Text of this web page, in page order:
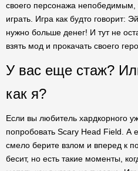
своего персонажа
играть. Игра как будто говорит:
нужно больше денег! И тут не
взять мод и прокачать своего
У вас еще стаж?
как я?
Если вы любитель хардкорного
попробовать Scary Head Field. А
смело берите взлом и вперед к
бесит, но есть такие моменты,